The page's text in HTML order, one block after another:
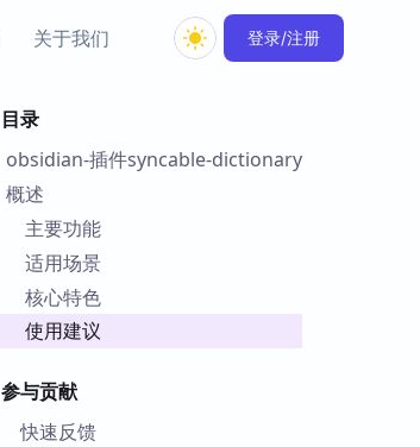
Obsidian 教程
关于我们 登录/注册
目录
obsidian-插件syncable-dictionary
概述
主要功能
适用场景
核心特色
使用建议
参与贡献
快速反馈